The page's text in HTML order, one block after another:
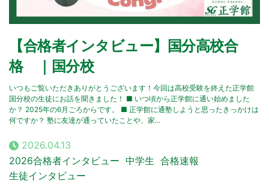
【合格者インタビュー】国分高校合
格 ｜国分校
いつもご覧いただきありがとうございます！今回は高校受験を終えた正学館
国分校の生徒にお話を聞きました！ ■ いつ頃から正学館に通い始めました
か？ 2025年の6月ごろからです。 ■ 正学館に通塾しようと思ったきっかけは
何ですか？ 塾に友達が通っていたことや、家...
2026.04.13
2026合格者インタビュー 中学生 合格速報
生徒インタビュー